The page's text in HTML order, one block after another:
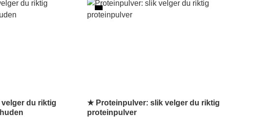
du riktig
★ Proteinpulver: slik velger du riktig
proteinpulver